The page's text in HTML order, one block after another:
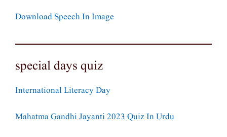
Download Speech In Image
special days quiz
International Literacy Day
Mahatma Gandhi Jayanti 2023 Quiz In Urdu